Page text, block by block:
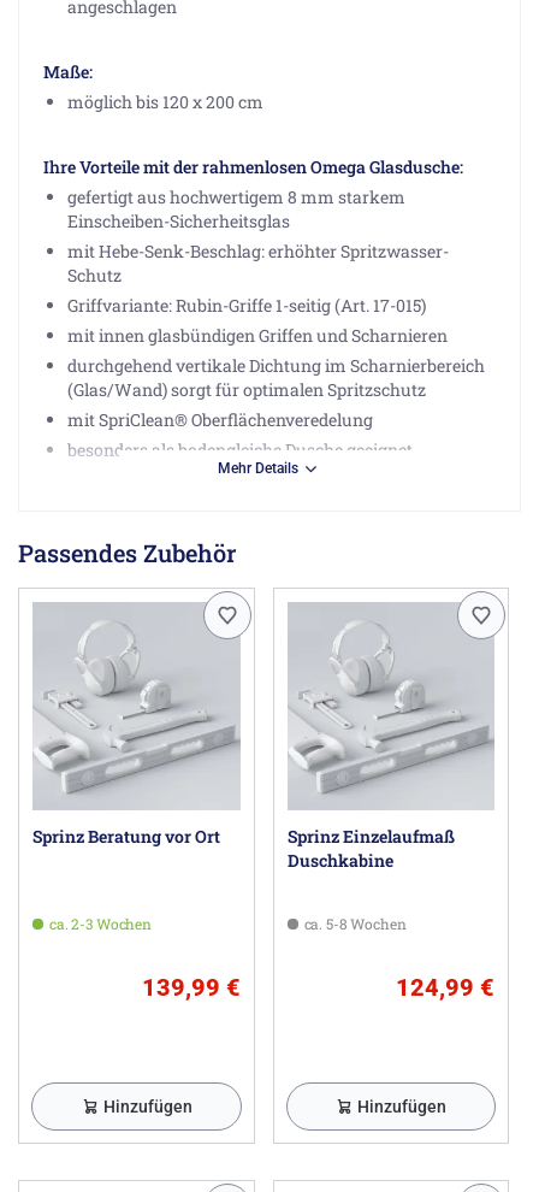
angeschlagen
Maße:
möglich bis 120 x 200 cm
Ihre Vorteile mit der rahmenlosen Omega Glasdusche:
gefertigt aus hochwertigem 8 mm starkem
Einscheiben-Sicherheitsglas
mit Hebe-Senk-Beschlag: erhöhter Spritzwasser-
Schutz
Griffvariante: Rubin-Griffe 1-seitig (Art. 17-015)
mit innen glasbündigen Griffen und Scharnieren
durchgehend vertikale Dichtung im Scharnierbereich
(Glas/Wand) sorgt für optimalen Spritzschutz
mit SpriClean® Oberflächenveredelung
besonders als bodengleiche Dusche geeignet
Sprinz-Qualität: Mehr als 125 Jahre "Made in
Achtung! Duschkabine ist nur bundesweit
Festlandlieferbar und nur inkl. Aufmaß und Montage
bestellbar!
Hinweis für Duschabtrennungen
Herstellerinformationen
Joh. Sprinz GmbH & Co. KG, Lagerstr. 13, 88287
Grünkraut-Gullen DE, info@sprinz.eu
Mehr Details
Passendes Zubehör
Sprinz Beratung vor Ort
ca. 2-3 Wochen
139,99 €
Hinzufügen
Sprinz Einzelaufmaß
Duschkabine
ca. 5-8 Wochen
124,99 €
Hinzufügen